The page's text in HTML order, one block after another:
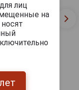
лиц
на